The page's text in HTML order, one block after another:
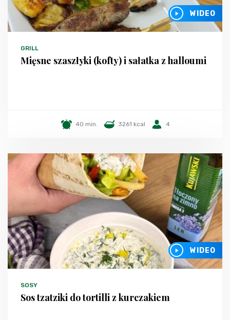
WIDEO
GRILL
Mięsne szaszłyki (kofty) i sałatka z halloumi
40 min. 3261 kcal 4
WIDEO
SOSY
Sos tzatziki do tortilli z kurczakiem